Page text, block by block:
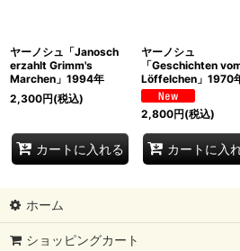
ヤーノシュ「Janosch
erzahlt Grimm's
Marchen」1994年
2,300円(税込)
カートに入れる
ヤーノシュ
「Geschichten
Löffelchen」1970
2,800円(税込)
カートに入
ホーム
ショッピングカート